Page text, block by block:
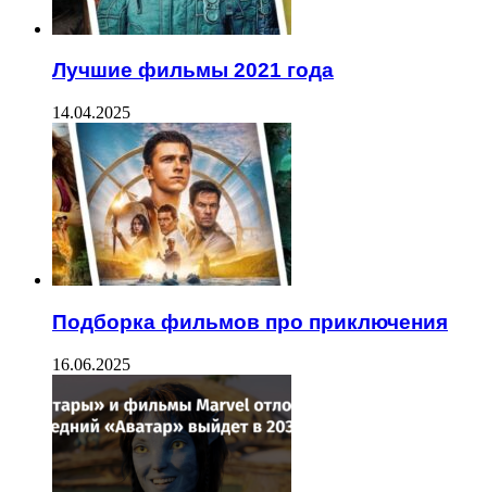
Лучшие фильмы 2021 года
14.04.2025
Подборка фильмов про приключения
16.06.2025